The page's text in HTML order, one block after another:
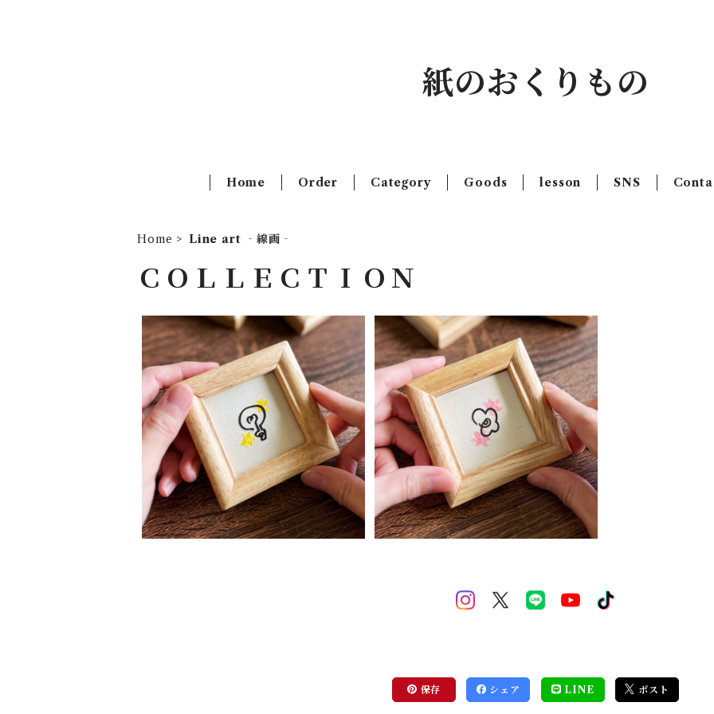
紙のおくりもの
Home Order Category Goods lesson SNS
Home Line art ‐線画‐
ＣＯＬＬＥＣＴＩＯＮ
【切り絵×ちぎり絵】Den-kyu -電
球- ミニアート 小さい絵 シンプル
かわいい 個性的 おしゃれ 手書き
¥1,500
SOLD OUT
【切り絵×ちぎり絵】Oha-na -お
花- ミニアート 小さい絵 シンプル
かわいい 個性的 おしゃれ 手書き
¥1,500
SOLD OUT
保存 シェア LINE ポスト